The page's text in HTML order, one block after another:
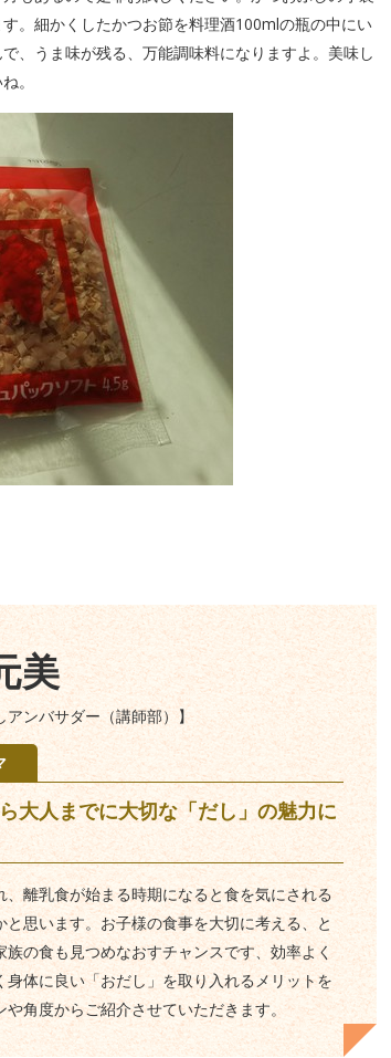
。細かくしたかつお節を料理酒100mlの瓶の中にい
、うま味が残る、万能調味料になりますよ。美味し
。
美
アンバサダー（講師部）】
大人までに大切な「だし」の魅力に
、離乳食が始まる時期になると食を気にされる
と思います。お子様の食事を大切に考える、と
族の食も見つめなおすチャンスです、効率よく
身体に良い「おだし」を取り入れるメリットを
や角度からご紹介させていただきます。